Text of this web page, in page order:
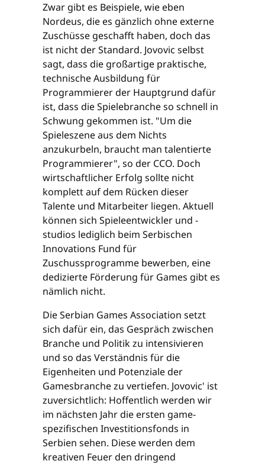
Zwar gibt es Beispiele, wie eben
Nordeus, die es gänzlich ohne externe
Zuschüsse geschafft haben, doch das
ist nicht der Standard. Jovovic selbst
sagt, dass die großartige praktische,
technische Ausbildung für
Programmierer der Hauptgrund dafür
ist, dass die Spielebranche so schnell in
Schwung gekommen ist. "Um die
Spieleszene aus dem Nichts
anzukurbeln, braucht man talentierte
Programmierer", so der CCO. Doch
wirtschaftlicher Erfolg sollte nicht
komplett auf dem Rücken dieser
Talente und Mitarbeiter liegen. Aktuell
können sich Spieleentwickler und -
studios lediglich beim Serbischen
Innovations Fund für
Zuschussprogramme bewerben, eine
dedizierte Förderung für Games gibt es
nämlich nicht.
Die Serbian Games Association setzt
sich dafür ein, das Gespräch zwischen
Branche und Politik zu intensivieren
und so das Verständnis für die
Eigenheiten und Potenziale der
Gamesbranche zu vertiefen. Jovovic' ist
zuversichtlich: Hoffentlich werden wir
im nächsten Jahr die ersten game-
spezifischen Investitionsfonds in
Serbien sehen. Diese werden dem
kreativen Feuer den dringend